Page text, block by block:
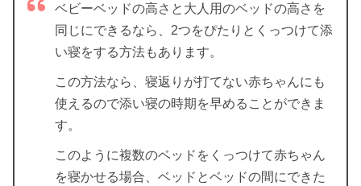
ベビーベッドの高さと大人用のベッドの高さを
同じにできるなら、2つをぴたりとくっつけて添
い寝をする方法もあります。
この方法なら、寝返りが打てない赤ちゃんにも
使えるので添い寝の時期を早めることができま
す。
このように複数のベッドをくっつけて赤ちゃん
を寝かせる場合、ベッドとベッドの間にできた